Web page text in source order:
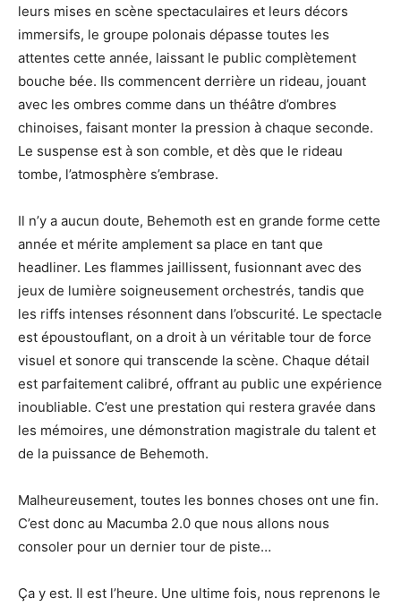
leurs mises en scène spectaculaires et leurs décors
immersifs, le groupe polonais dépasse toutes les
attentes cette année, laissant le public complètement
bouche bée. Ils commencent derrière un rideau, jouant
avec les ombres comme dans un théâtre d’ombres
chinoises, faisant monter la pression à chaque seconde.
Le suspense est à son comble, et dès que le rideau
tombe, l’atmosphère s’embrase.
Il n’y a aucun doute, Behemoth est en grande forme cette
année et mérite amplement sa place en tant que
headliner. Les flammes jaillissent, fusionnant avec des
jeux de lumière soigneusement orchestrés, tandis que
les riffs intenses résonnent dans l’obscurité. Le spectacle
est époustouflant, on a droit à un véritable tour de force
visuel et sonore qui transcende la scène. Chaque détail
est parfaitement calibré, offrant au public une expérience
inoubliable. C’est une prestation qui restera gravée dans
les mémoires, une démonstration magistrale du talent et
de la puissance de Behemoth.
Malheureusement, toutes les bonnes choses ont une fin.
C’est donc au Macumba 2.0 que nous allons nous
consoler pour un dernier tour de piste…
Ça y est. Il est l’heure. Une ultime fois, nous reprenons le